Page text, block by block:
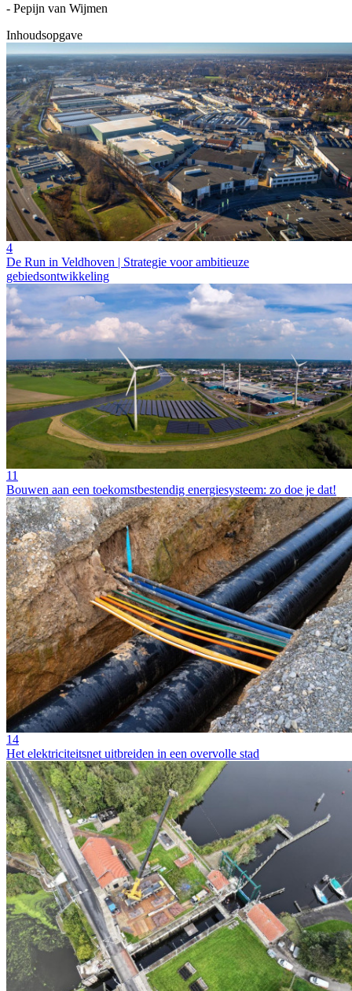
- Pepijn van Wijmen
Inhoudsopgave
4
De Run in Veldhoven | Strategie voor ambitieuze
gebiedsontwikkeling
11
Bouwen aan een toekomstbestendig energiesysteem: zo doe je dat!
14
Het elektriciteitsnet uitbreiden in een overvolle stad